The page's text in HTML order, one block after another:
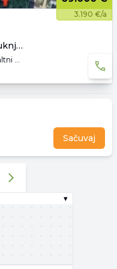
3.190 €/a
građevinsko zemljište | 21.63 a | uknjiženo
Vlasnik • Struja • Telefonska linija • Asfaltni pristup
Sačuvaj
▾